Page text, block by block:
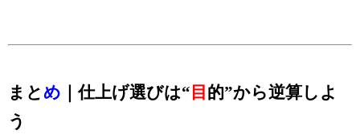
まと め ｜仕上げ選びは“ 目 的”から逆算しよ
う